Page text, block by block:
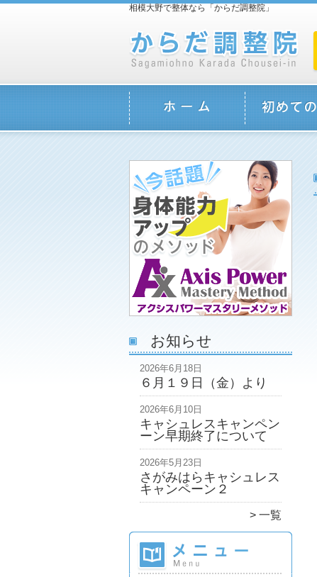
相模大野で整体なら「からだ調整院」
お知らせ
2026年6月18日
６月１９日（金）より
2026年6月10日
キャシュレスキャンペン
ーン早期終了について
2026年5月23日
さがみはらキャシュレス
キャンペーン２
一覧